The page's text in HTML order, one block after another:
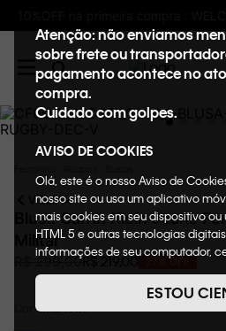
Frete
Atenção: não enviamos
sobre frete ou
pagamento acontece no
compra.
Cuidado com golpes.
AVISO DE COOKIES
Olá, este é o nosso Aviso de
nosso site ou usa um aplicativo
mais cookies em seu dispositivo ou
HTML 5 e outras tecnologias
informações de seu computador,
de cookies, informaremos quais
suas funções. A forma como
ESTOU
VOLTAR
Blusa Calvin Klein Jeans
Militar
299,00R$ 219 00 OFF
CorMILITAR